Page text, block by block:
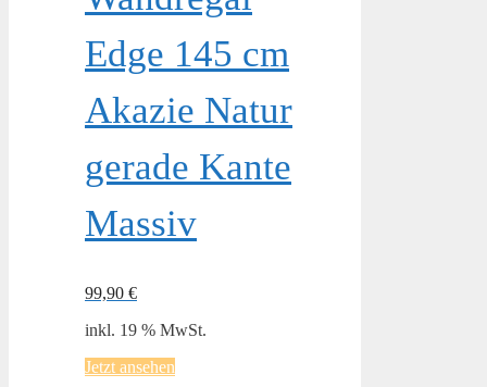
Edge 145 cm
Akazie Natur
gerade Kante
Massiv
99,90 €
inkl. 19 % MwSt.
Jetzt ansehen